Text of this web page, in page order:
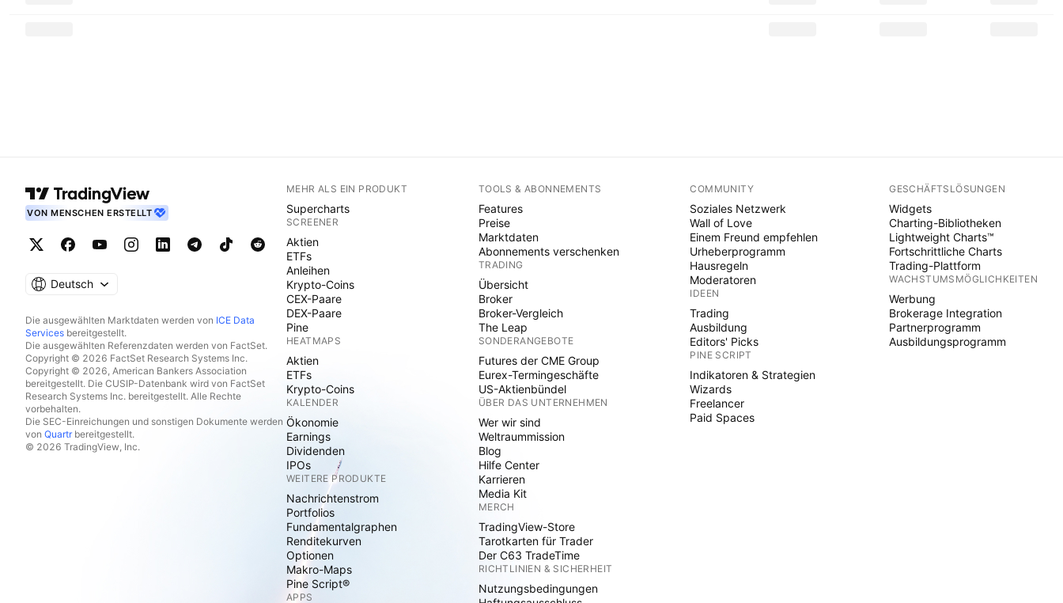
VON MENSCHEN ERSTELLT
Deutsch
Die ausgewählten Marktdaten werden von ICE Data
Services bereitgestellt.
Die ausgewählten Referenzdaten werden von FactSet.
Copyright © 2026 FactSet Research Systems Inc.
Copyright © 2026, American Bankers Association
bereitgestellt. Die CUSIP-Datenbank wird von FactSet
Research Systems Inc. bereitgestellt. Alle Rechte
vorbehalten.
Die SEC-Einreichungen und sonstigen Dokumente werden
von Quartrbereitgestellt.
© 2026 TradingView, Inc.
MEHR ALS EIN PRODUKT
Supercharts
SCREENER
Aktien
ETFs
Anleihen
Krypto-Coins
CEX-Paare
DEX-Paare
Pine
HEATMAPS
Aktien
ETFs
Krypto-Coins
KALENDER
Ökonomie
Earnings
Dividenden
IPOs
WEITERE PRODUKTE
Nachrichtenstrom
Portfolios
Fundamentalgraphen
Renditekurven
Optionen
Makro-Maps
Pine Script®
APPS
TOOLS & ABONNEMENTS
Features
Preise
Marktdaten
Abonnements verschenken
TRADING
Übersicht
Broker
Broker-Vergleich
The Leap
SONDERANGEBOTE
Futures der CME Group
Eurex-Termingeschäfte
US-Aktienbündel
ÜBER DAS UNTERNEHMEN
Wer wir sind
Weltraummission
Blog
Hilfe Center
Karrieren
Media Kit
MERCH
TradingView-Store
Tarotkarten für Trader
Der C63 TradeTime
RICHTLINIEN & SICHERHEIT
Nutzungsbedingungen
COMMUNITY
Soziales Netzwerk
Wall of Love
Einem Freund empfehlen
Urheberprogramm
Hausregeln
Moderatoren
IDEEN
Trading
Ausbildung
Editors' Picks
PINE SCRIPT
Indikatoren & Strategien
Wizards
Freelancer
Paid Spaces
GESCHÄFTSLÖSUNGEN
Widgets
Charting-Bibliotheken
Lightweight Charts™
Fortschrittliche Charts
Trading-Plattform
WACHSTUMSMÖGLICHKEITEN
Werbung
Brokerage Integration
Partnerprogramm
Ausbildungsprogramm